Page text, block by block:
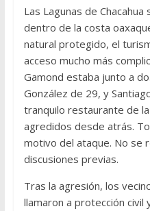
Las Lagunas de
dentro de la costa
natural protegido, el
acceso mucho más
Gamond estaba junto a
González de 29, y
tranquilo restaurante de
agredidos desde atrás.
motivo del ataque. No se
discusiones previas.
Tras la agresión, los
llamaron a protección civil